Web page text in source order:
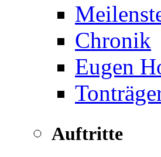
Chronik
Eugen
Auftritte